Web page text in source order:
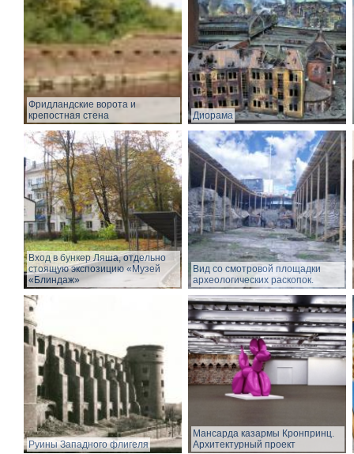
Фридландские ворота и
крепостная стена
Диорама
Вход в бункер Ляша, отдельно
стоящую экспозицию «Музей
«Блиндаж»
Вид со смотровой площадки
археологических раскопок.
Руины Западного флигеля
Мансарда казармы Кронпринц.
Архитектурный проект